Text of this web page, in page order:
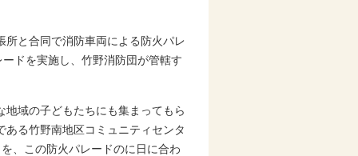
と合同で消防車両による防火パレ
ドを実施し、竹野消防団が管轄す
域の子どもたちにも集まってもら
る竹野南地区コミュニティセンタ
、この防火パレードのに日に合わ